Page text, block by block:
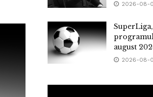
2026-08-
august
2026-08-